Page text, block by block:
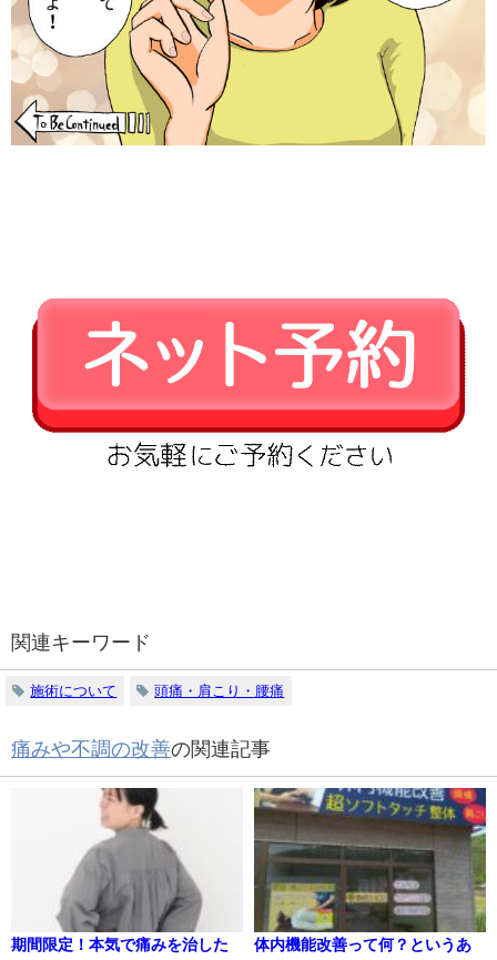
関連キーワード
施術について 頭痛・肩こり・腰痛
痛みや不調の改善の関連記事
期間限定！本気で痛みを治した
体内機能改善って何？というあ